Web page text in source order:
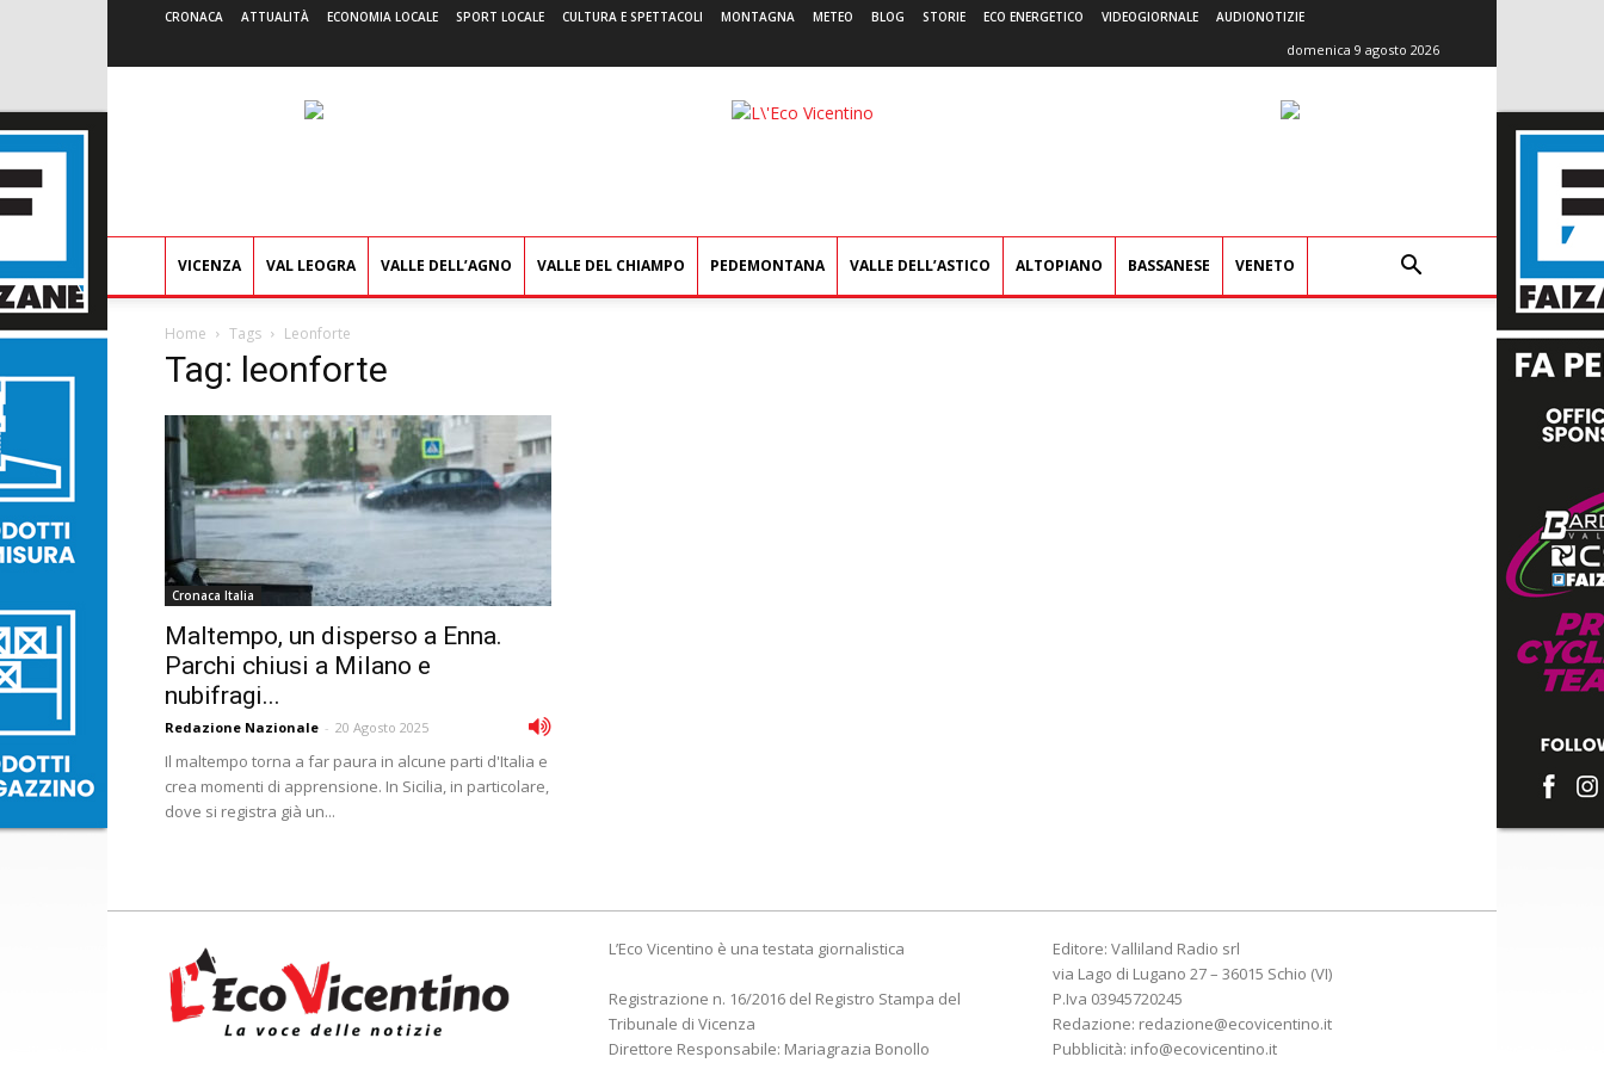
CRONACA ATTUALITÀ ECONOMIA LOCALE SPORT LOCALE CULTURA E SPETTACOLI MONTAGNA METEO BLOG STORIE ECO ENERGETICO VIDEOGIORNALE AUDIONOTIZIE
domenica 9 agosto 2026
L'Eco
VICENZA VAL LEOGRA VALLE DELL’AGNO VALLE DEL CHIAMPO PEDEMONTANA VALLE DELL’ASTICO ALTOPIANO BASSANESE VENETO
Home Tags Leonforte
Tag: leonforte
Cronaca Italia
Maltempo, un disperso a Enna.
Parchi chiusi a Milano e
nubifragi...
Redazione Nazionale - 20 Agosto 2025
Il maltempo torna a far paura in alcune parti d'Italia e
crea momenti di apprensione. In Sicilia, in particolare,
dove si registra già un...
L’Eco Vicentino è una testata giornalistica
Registrazione n. 16/2016 del Registro Stampa del
Tribunale di Vicenza
Direttore Responsabile: Mariagrazia Bonollo
Editore: Valliland Radio srl
via Lago di Lugano 27 – 36015 Schio (VI)
P.Iva 03945720245
Redazione: redazione@ecovicentino.it
Pubblicità: info@ecovicentino.it